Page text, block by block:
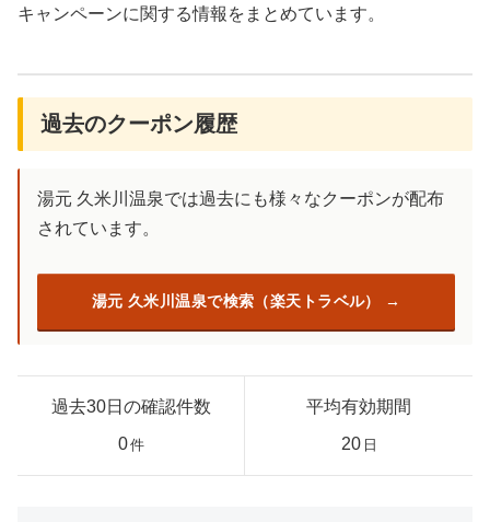
キャンペーンに関する情報をまとめています。
過去のクーポン履歴
湯元 久米川温泉では過去にも様々なクーポンが配布
されています。
湯元 久米川温泉で検索（楽天トラベル）
過去30日の確認件数
0件
平均有効期間
20 日